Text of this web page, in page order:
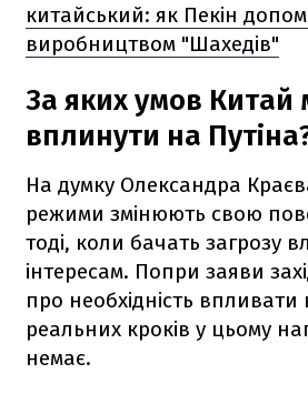
китайський: як Пекін
виробництвом "Шахедів"
За яких умов Китай
вплинути на
На думку Олександра
режими змінюють свою
тоді, коли бачать загрозу
інтересам. Попри заяви
про необхідність
реальних кроків у цьому
немає.